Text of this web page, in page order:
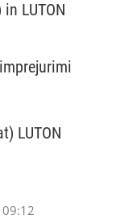
LUTON
LUTON